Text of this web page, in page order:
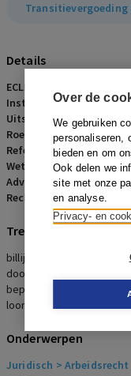
Over de
We gebruiken
personaliseren,
bieden en om
Ook delen we
site met onze
en analyse.
Privacy- en
Transitievergoeding
Details
ECLI:
Instantie:Gerechtshof
Uitspraakdatum:28
Roepnaam:Beja
Referentienummer:AR-
Wetsartikelen:7:629a BW
Advocaten:J.F.H.
Rechters:M.E.L. Fikkers,
Trefwoorden
billijke vergoeding,
door werknemer aan
beperking hoogte billijke
loonvordering , lening of
Onderwerpen
Juridisch > Arbeidsrecht